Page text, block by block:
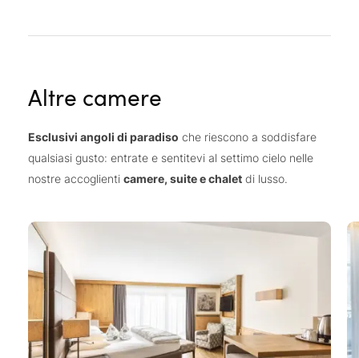
Altre camere
Esclusivi angoli di paradiso che riescono a soddisfare
qualsiasi gusto: entrate e sentitevi al settimo cielo nelle
nostre accoglienti camere, suite e chalet di lusso.